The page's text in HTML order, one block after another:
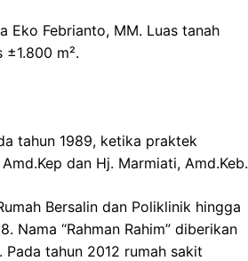
Eko Febrianto, MM. Luas tanah
m².
tahun 1989, ketika praktek
dan Hj. Marmiati, Amd.Keb.
Bersalin dan Poliklinik hingga
Nama “Rahman Rahim” diberikan
tahun 2012 rumah sakit